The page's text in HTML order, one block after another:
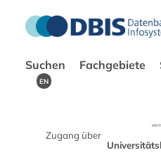
Suchen Fachgebiete
EN
Zugang über